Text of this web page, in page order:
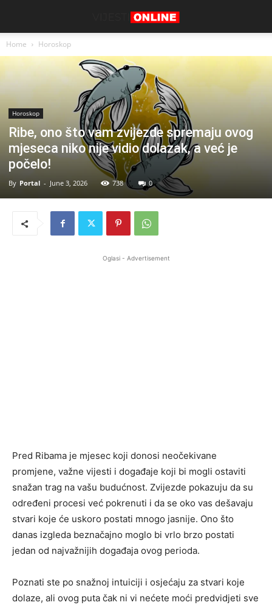
Home Horoskop
Horoskop
Ribe, ono što vam zvijezde spremaju ovog
mjeseca niko nije vidio dolazak, a već je
počelo!
By Portal - June 3, 2026 738 0
Oglasi - Advertisement
Pred Ribama je mjesec koji donosi neočekivane
promjene, važne vijesti i događaje koji bi mogli ostaviti
snažan trag na vašu budućnost. Zvijezde pokazuju da su
određeni procesi već pokrenuti i da se oko vas dešavaju
stvari koje će uskoro postati mnogo jasnije. Ono što
danas izgleda beznačajno moglo bi vrlo brzo postati
jedan od najvažnijih događaja ovog perioda.
Poznati ste po snažnoj intuiciji i osjećaju za stvari koje
dolaze, ali ovog puta čak ni vi nećete moći predvidjeti sve